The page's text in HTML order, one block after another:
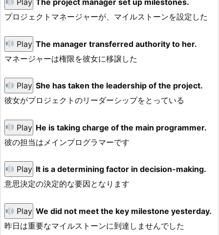
プロジェクトマネージャーが、マイルストーンを設定した
Play The manager transferred authority to her.
マネージャーは権限を彼女に移譲した
Play She has taken the leadership of the project.
彼女がプロジェクトのリーダーシップをとっている
Play He is taking charge of the main programmer.
彼の担当はメインプログラマーです
Play It is a determining factor in decision-making.
意思決定の決定的な要因となります
Play We did not meet the key milestone yesterday.
昨日は重要なマイルストーンに到達しませんでした